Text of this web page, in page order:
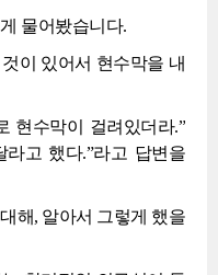
물어봤습니다.
이 있어서 현수막을 내
현수막이 걸려있더라.”
고 했다.”라고 답변을
해, 알아서 그렇게 했을